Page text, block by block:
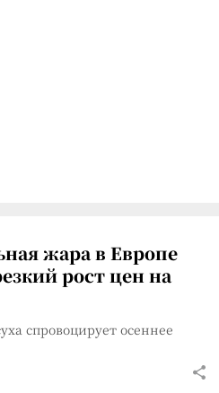
жара в Европе
рост цен на
спровоцирует осеннее